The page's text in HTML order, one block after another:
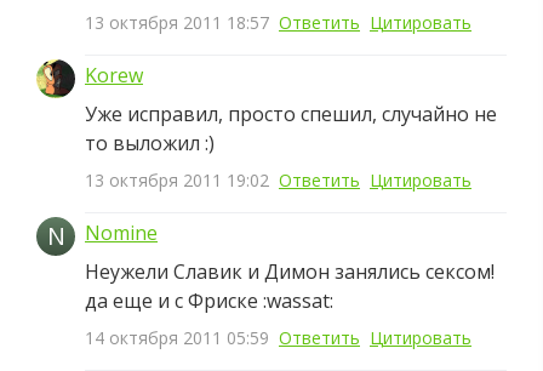
13 октября 2011 18:57 Ответить Цитировать
Korew
Уже исправил, просто спешил, случайно не
то выложил :)
13 октября 2011 19:02 Ответить Цитировать
N
Nomine
Неужели Славик и Димон занялись сексом!
да еще и с Фриске :wassat:
14 октября 2011 05:59 Ответить Цитировать